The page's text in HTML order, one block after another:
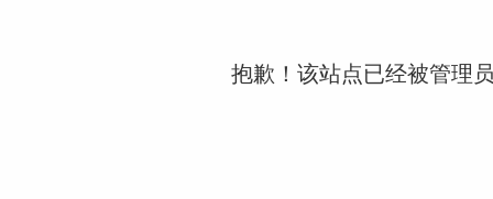
抱歉！该站点已经被管理